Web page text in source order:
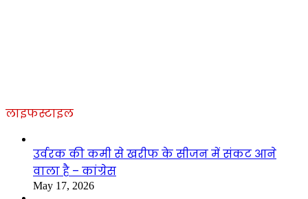
लाइफस्टाइल
उर्वरक की कमी से खरीफ के सीजन में संकट आने
वाला है – कांग्रेस
May 17, 2026